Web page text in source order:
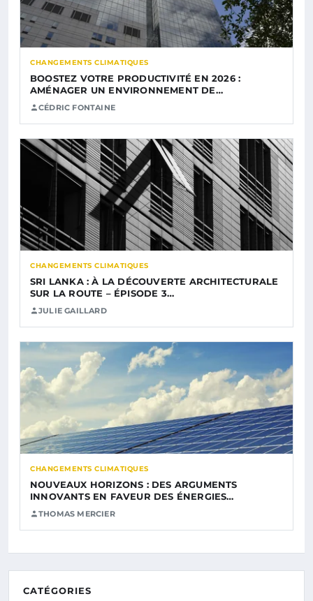
CHANGEMENTS CLIMATIQUES
BOOSTEZ VOTRE PRODUCTIVITÉ EN 2026 :
AMÉNAGER UN ENVIRONNEMENT DE…
CÉDRIC FONTAINE
CHANGEMENTS CLIMATIQUES
SRI LANKA : À LA DÉCOUVERTE ARCHITECTURALE
SUR LA ROUTE – ÉPISODE 3…
JULIE GAILLARD
CHANGEMENTS CLIMATIQUES
NOUVEAUX HORIZONS : DES ARGUMENTS
INNOVANTS EN FAVEUR DES ÉNERGIES…
THOMAS MERCIER
CATÉGORIES